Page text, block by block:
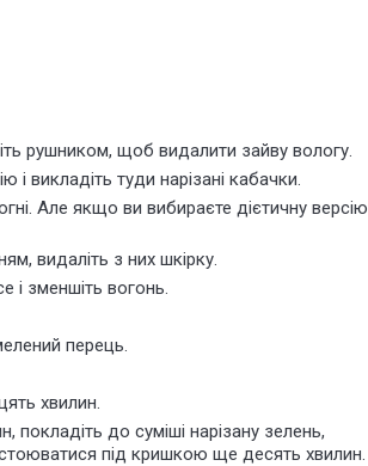
рушником, щоб видалити зайву вологу.
і викладіть туди нарізані кабачки.
Але якщо ви вибираєте дієтичну версію
видаліть з них шкірку.
і зменшіть вогонь.
перець.
хвилин.
до суміші нарізану зелень,
під кришкою ще десять хвилин.